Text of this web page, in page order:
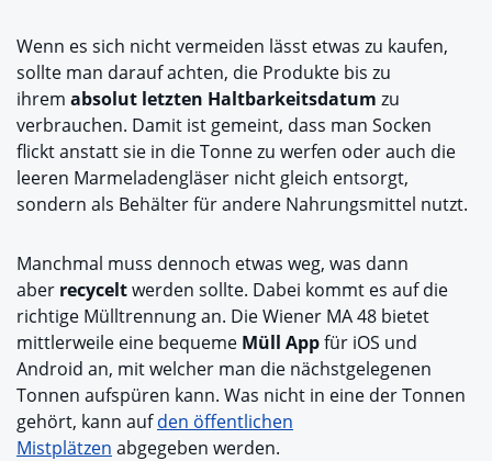
Wenn es sich nicht vermeiden lässt etwas zu kaufen,
sollte man darauf achten, die Produkte bis zu
ihrem absolut letzten Haltbarkeitsdatum zu
verbrauchen. Damit ist gemeint, dass man Socken
flickt anstatt sie in die Tonne zu werfen oder auch die
leeren Marmeladengläser nicht gleich entsorgt,
sondern als Behälter für andere Nahrungsmittel nutzt.
Manchmal muss dennoch etwas weg, was dann
aber recyceltwerden sollte. Dabei kommt es auf die
richtige Mülltrennung an. Die Wiener MA 48 bietet
mittlerweile eine bequeme Müll Appfür iOS und
Android an, mit welcher man die nächstgelegenen
Tonnen aufspüren kann. Was nicht in eine der Tonnen
gehört, kann aufden öffentlichen
Mistplätzen abgegeben werden.